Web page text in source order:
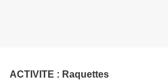
ACTIVITE : Raquettes